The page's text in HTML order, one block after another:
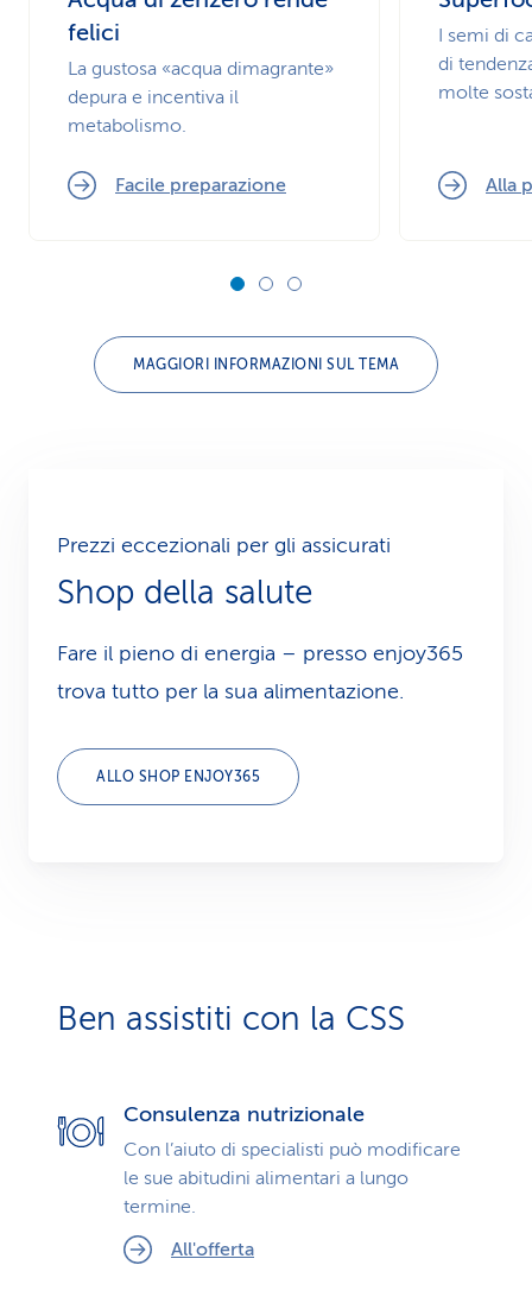
felici
La gustosa «acqua dimagrante»
depura e incentiva il
metabolismo.
Facile preparazione
I semi di
di
molte
Alla
MAGGIORI INFORMAZIONI SUL TEMA
Prezzi eccezionali per gli assicurati
Shop della salute
Fare il pieno di energia – presso enjoy365
trova tutto per la sua alimentazione.
ALLO SHOP ENJOY365
Ben assistiti con la CSS
Consulenza nutrizionale
Con l’aiuto di specialisti può modificare
le sue abitudini alimentari a lungo
termine.
All'offerta